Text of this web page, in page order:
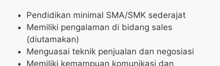
Pendidikan minimal SMA/SMK sederajat
Memiliki pengalaman di bidang sales
(diutamakan)
Menguasai teknik penjualan dan negosiasi
Memiliki kemampuan komunikasi dan